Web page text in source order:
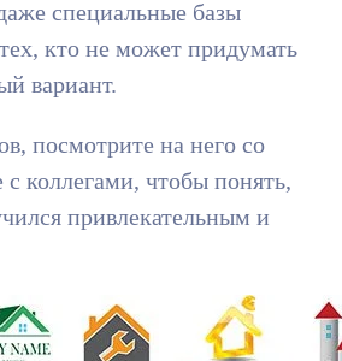
специальные базы
кто не может придумать
вариант.
посмотрите на него со
с коллегами, чтобы понять,
привлекательным и